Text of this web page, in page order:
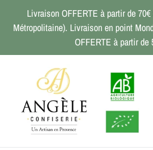
contenu
Livraison OFFERTE à partir de
Métropolitaine). Livraison en point
OFFERTE à partir de